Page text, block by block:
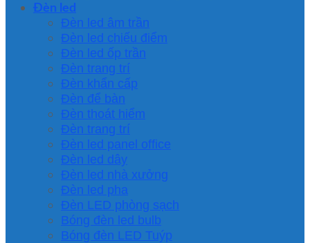
Đèn led
Đèn led âm trần
Đèn led chiếu điểm
Đèn led ốp trần
Đèn trang trí
Đèn khẩn cấp
Đèn để bàn
Đèn thoát hiểm
Đèn trang trí
Đèn led panel office
Đèn led dây
Đèn led nhà xưởng
Đèn led pha
Đèn LED phòng sạch
Bóng đèn led bulb
Bóng đèn LED Tuýp